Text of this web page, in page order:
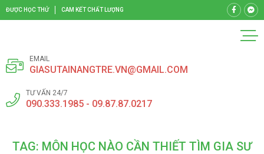
ĐƯỢC HỌC THỬ CAM KẾT CHẤT LƯỢNG
EMAIL
GIASUTAINANGTRE.VN@GMAIL.COM
TƯ VẤN 24/7
090.333.1985 - 09.87.87.0217
TAG: MÔN HỌC NÀO CẦN THIẾT TÌM GIA SƯ